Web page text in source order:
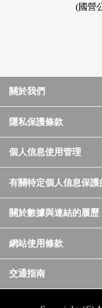
(國營
關於我們
隱私保護條款
個人信息使用管理
有關特定個人信息保護
關於數據與連結的履歷
網站使用條款
交通指南